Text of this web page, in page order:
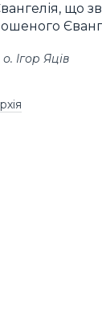
що
Ігор Яців